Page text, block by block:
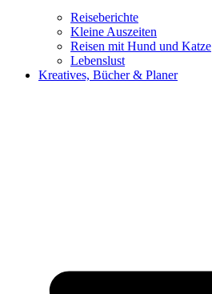
Reiseberichte
Kleine Auszeiten
Reisen mit Hund und Katze
Lebenslust
Kreatives, Bücher & Planer